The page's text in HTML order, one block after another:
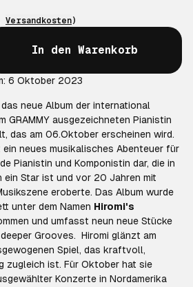
Versandkosten)
In den Warenkorb
6 Oktober 2023
neue Album der international
GRAMMY ausgezeichneten Pianistin
das am 06.Oktober erscheinen wird.
neues musikalisches Abenteuer für
Pianistin und Komponistin dar, die in
ein Star ist und vor 20 Jahren mit
eroberte. Das Album wurde
unter dem Namen Hiromi's
und umfasst neun neue Stücke
Grooves. Hiromi glänzt am
Spiel, das kraftvoll,
zugleich ist. Für Oktober hat sie
Konzerte in Nordamerika